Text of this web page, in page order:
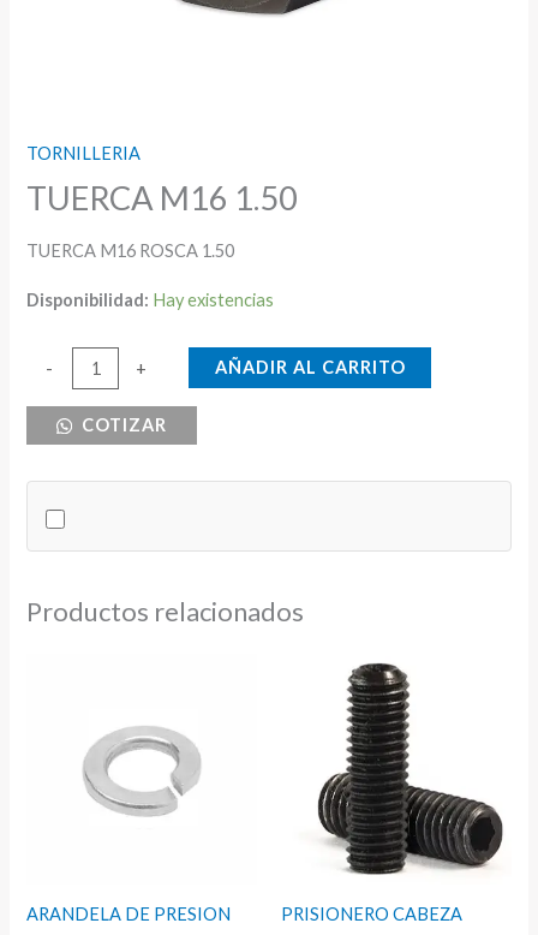
TORNILLERIA
TUERCA M16 1.50
TUERCA M16 ROSCA 1.50
Disponibilidad: Hay existencias
-
TUERCA
1.50
+ AÑADIR AL CARRITO
COTIZAR
Productos relacionados
ARANDELA DE PRESION
PRISIONERO CABEZA